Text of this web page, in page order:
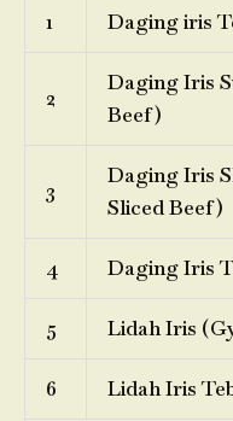
1 Daging iris
2
Daging Iris
Beef)
3
Daging Iris
Sliced Beef)
4 Daging Iris
5 Lidah Iris
6 Lidah Iris